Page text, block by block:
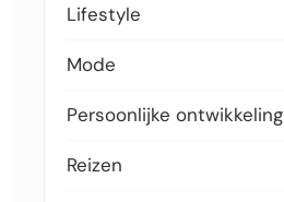
Lifestyle
Mode
Persoonlijke ontwikkeling
Reizen